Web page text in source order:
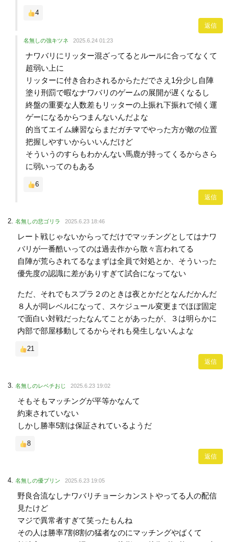
4
返信
名無しの強キツネ 2025.6.24 01:23
ナワバリにリッター混ざってるとルールに合ってなくて
超弱い上に
リッターに付き合わされるからただでさえ1分少し自陣
塗り刑罰で暇なナワバリのゲームの展開が遅くなるし
終盤の重要な人数差もリッターの上振れ下振れで傾く運
ゲーになるからつまんないんだよな
的当てエイム練習ならまだガチマでやった方が敵の位置
把握しやすいからいいんだけど
そういうのすらもわかんない馬鹿が持ってくるからさら
に弱いってのもある
6
返信
名無しの悲ゴリラ 2025.6.23 18:46
レート戦じゃないからってだけでマッチングとしてはナワ
バリが一番酷いってのは過去作から散々言われてる
自陣が荒らされてるなまずは全員で対処とか、そういった
優先度の認識に差がありすぎて試合になってない
ただ、それでもスプラ２のときは夜とかだとなんだかんだ
８人が同レベルになって、スケジュール変更までほぼ固定
で面白い対戦だったなんてことがあったが、３は明らかに
内部で部屋移動してるからそれも発生しないんよな
21
返信
名無しのレベチおじ 2025.6.23 19:02
そもそもマッチングが平等かなんて
約束されていない
しかし勝率5割は保証されているようだ
8
返信
名無しの優プリン 2025.6.23 19:05
野良合流なしナワバリチョーシカンストやってる人の配信
見たけど
マジで異常者すぎて笑ったもんね
その人は勝率7割8割の猛者なのにマッチングやばくて